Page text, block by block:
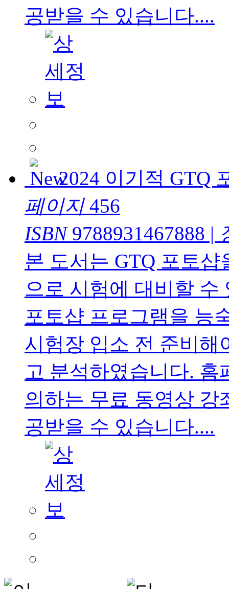
공받을 수 있습니다....
2024 이기적 GTQ
페이지456
ISBN9788931467888 |
본 도서는 GTQ 포토
으로 시험에 대비할 수
포토샵 프로그램을 능
시험장 입소 전 준비해
고 분석하였습니다. 홈
의하는 무료 동영상 강
공받을 수 있습니다....